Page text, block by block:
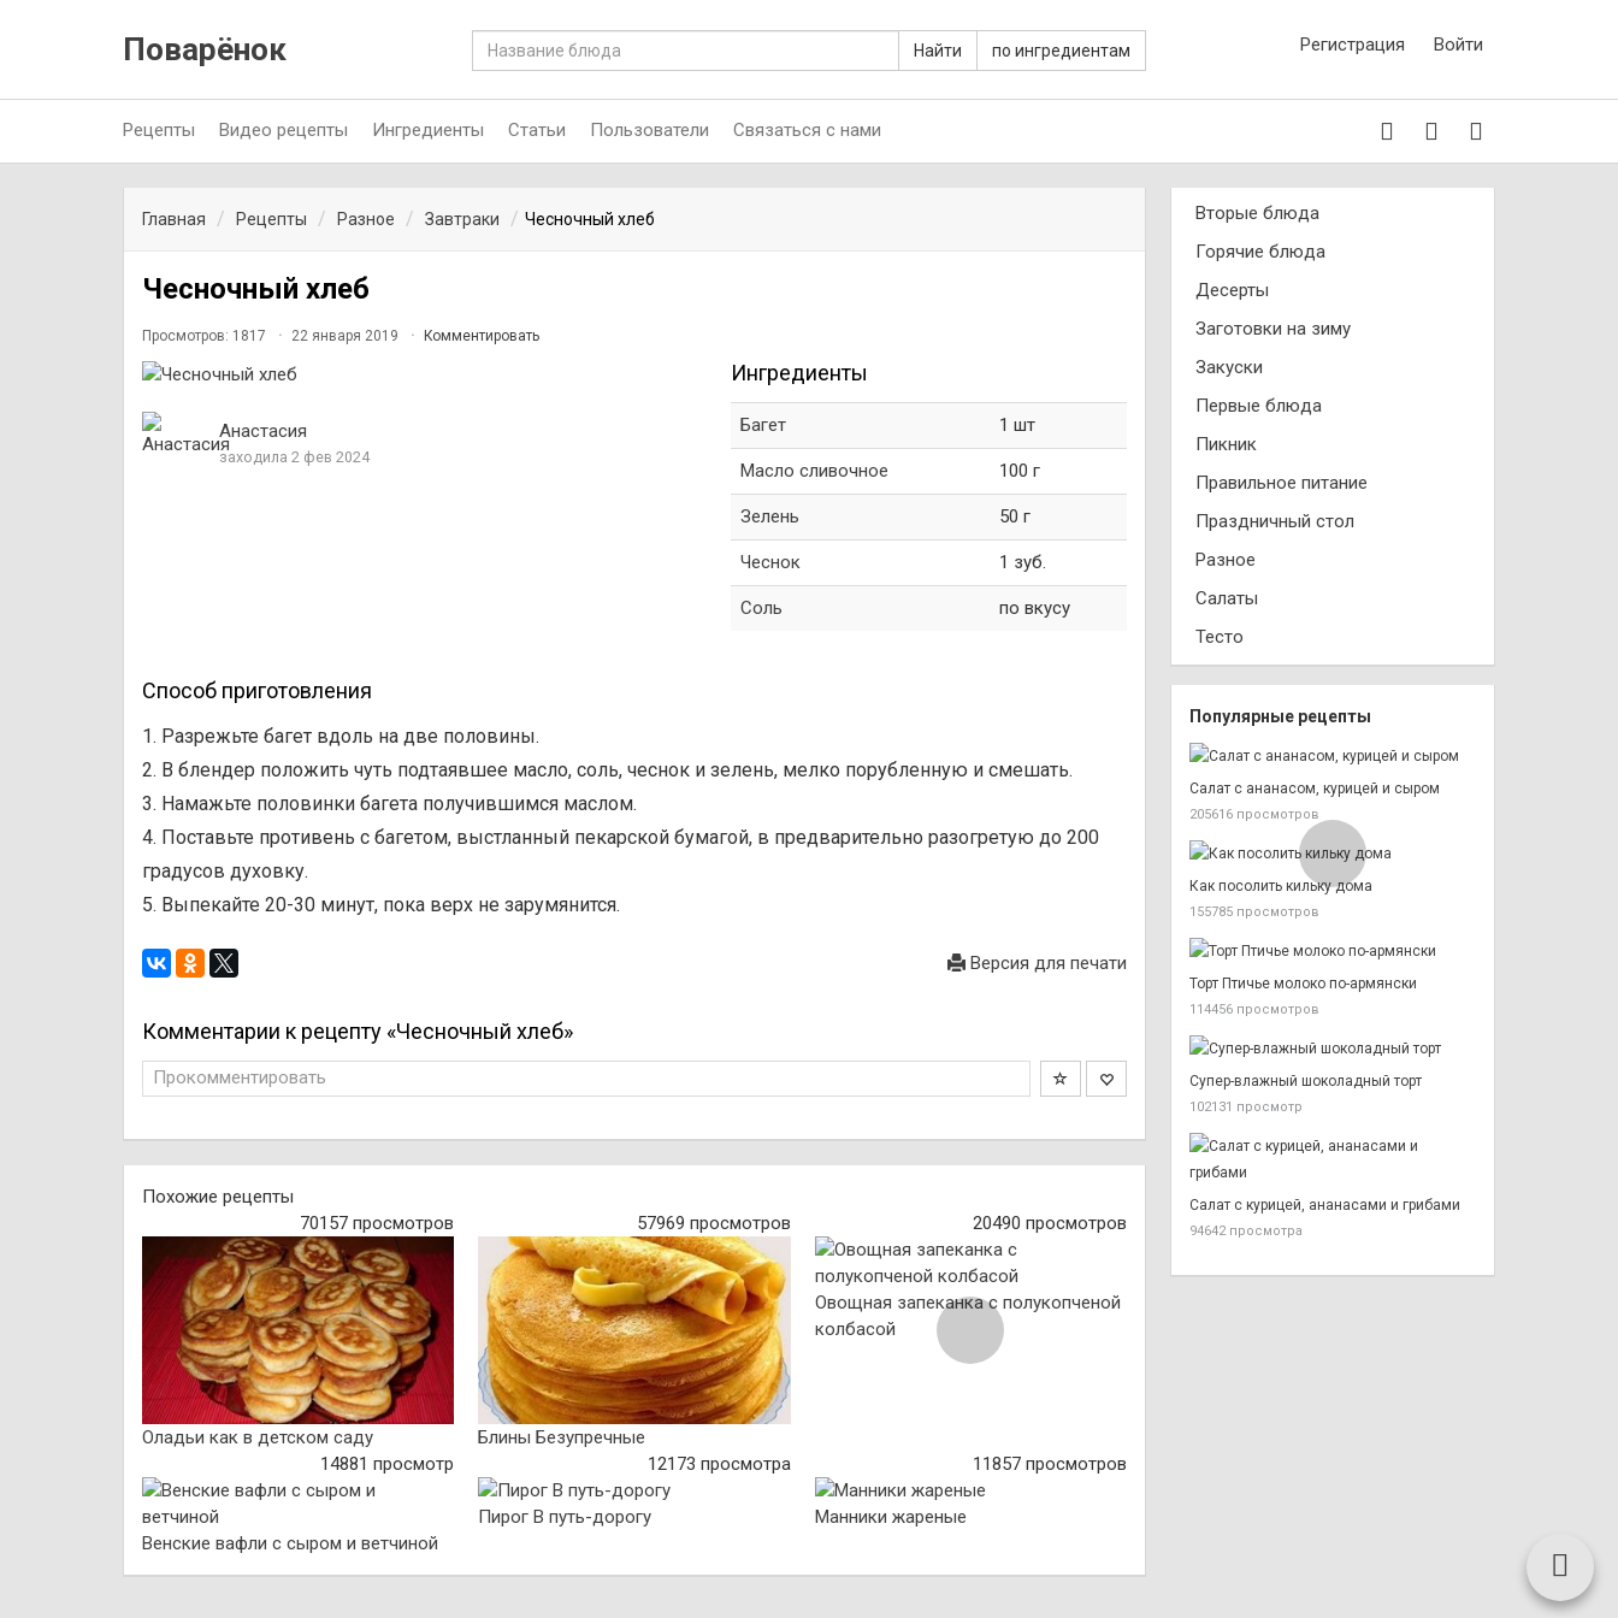
Поварёнок Найти по ингредиентам Регистрация Войти
Рецепты Видео рецепты Ингредиенты Статьи Пользователи Связаться с нами
Главная Рецепты Разное Завтраки Чесночный хлеб
Чесночный хлеб
Просмотров: 1817 22 января 2019 Комментировать
Анастасия
заходила 2 фев 2024
Ингредиенты
Багет 1 шт
Масло сливочное 100 г
Зелень 50 г
Чеснок 1 зуб.
Соль по вкусу
Способ приготовления
1. Разрежьте багет вдоль на две половины.
2. В блендер положить чуть подтаявшее масло, соль, чеснок и зелень, мелко порубленную и смешать.
3. Намажьте половинки багета получившимся маслом.
4. Поставьте противень с багетом, выстланный пекарской бумагой, в предварительно разогретую до 200
градусов духовку.
5. Выпекайте 20-30 минут, пока верх не зарумянится.
Версия для печати
Комментарии к рецепту «Чесночный хлеб»
Прокомментировать
Похожие рецепты
70157 просмотров
Оладьи как в детском саду
57969 просмотров
Блины Безупречные
20490 просмотров
Овощная запеканка с полукопченой
колбасой
14881 просмотр
Венские вафли с сыром и ветчиной
12173 просмотра
Пирог В путь-дорогу
11857 просмотров
Манники жареные
Вторые блюда
Горячие блюда
Десерты
Заготовки на зиму
Закуски
Первые блюда
Пикник
Правильное питание
Праздничный стол
Разное
Салаты
Тесто
Популярные рецепты
Салат с ананасом, курицей и сыром
205616 просмотров
Как посолить кильку дома
155785 просмотров
Торт Птичье молоко по-армянски
114456 просмотров
Супер-влажный шоколадный торт
102131 просмотр
Салат с курицей, ананасами и грибами
94642 просмотра